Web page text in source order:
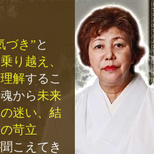
づき”と
り越え、
解するこ
から未来
迷い、結
苛立
こえてき